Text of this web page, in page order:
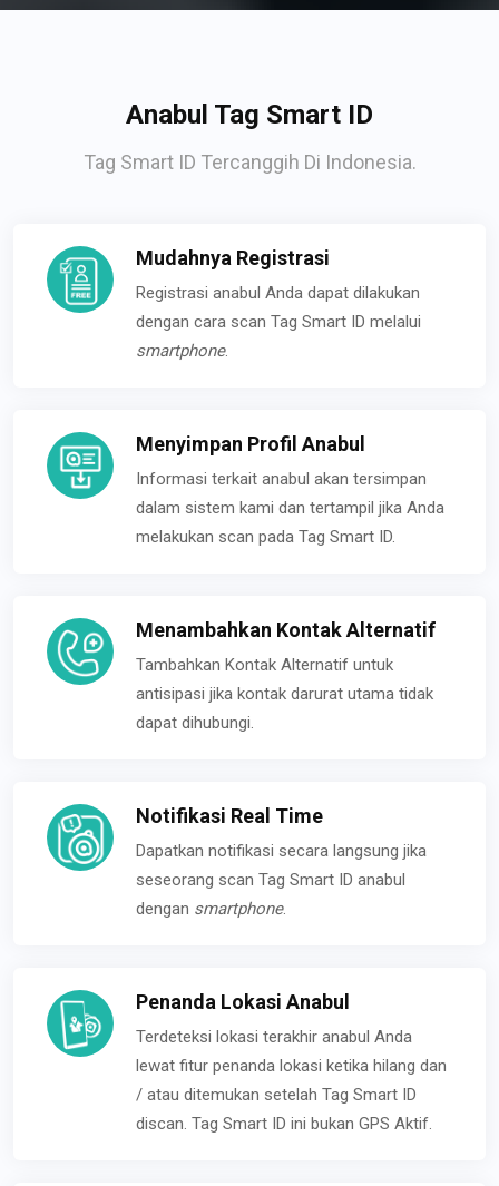
Anabul Tag Smart ID
Tag Smart ID Tercanggih Di Indonesia.
Mudahnya Registrasi
Registrasi anabul Anda dapat dilakukan
dengan cara scan Tag Smart ID melalui
smartphone.
Menyimpan Profil Anabul
Informasi terkait anabul akan tersimpan
dalam sistem kami dan tertampil jika Anda
melakukan scan pada Tag Smart ID.
Menambahkan Kontak Alternatif
Tambahkan Kontak Alternatif untuk
antisipasi jika kontak darurat utama tidak
dapat dihubungi.
Notifikasi Real Time
Dapatkan notifikasi secara langsung jika
seseorang scan Tag Smart ID anabul
dengan smartphone.
Penanda Lokasi Anabul
Terdeteksi lokasi terakhir anabul Anda
lewat fitur penanda lokasi ketika hilang dan
/ atau ditemukan setelah Tag Smart ID
discan. Tag Smart ID ini bukan GPS Aktif.